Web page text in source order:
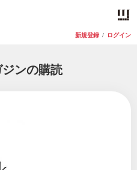
新規登録 / ログイン
ンの購読